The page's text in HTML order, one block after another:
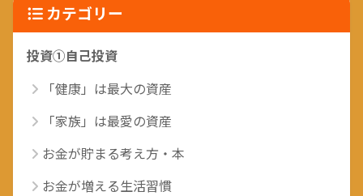
カテゴリー
投資①自己投資
「健康」は最大の資産
「家族」は最愛の資産
お金が貯まる考え方・本
お金が増える生活習慣